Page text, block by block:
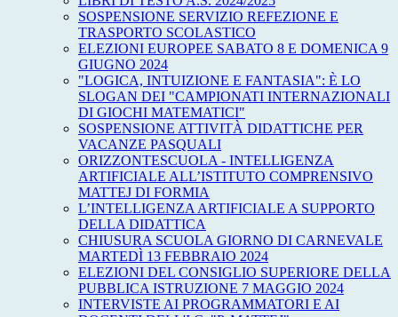
SOSPENSIONE SERVIZIO REFEZIONE E
TRASPORTO SCOLASTICO
ELEZIONI EUROPEE SABATO 8 E DOMENICA 9
GIUGNO 2024
"LOGICA, INTUIZIONE E FANTASIA": È LO
SLOGAN DEI "CAMPIONATI INTERNAZIONALI
DI GIOCHI MATEMATICI"
SOSPENSIONE ATTIVITÀ DIDATTICHE PER
VACANZE PASQUALI
ORIZZONTESCUOLA - INTELLIGENZA
ARTIFICIALE ALL’ISTITUTO COMPRENSIVO
MATTEJ DI FORMIA
L’INTELLIGENZA ARTIFICIALE A SUPPORTO
DELLA DIDATTICA
CHIUSURA SCUOLA GIORNO DI CARNEVALE
MARTEDÌ 13 FEBBRAIO 2024
ELEZIONI DEL CONSIGLIO SUPERIORE DELLA
PUBBLICA ISTRUZIONE 7 MAGGIO 2024
INTERVISTE AI PROGRAMMATORI E AI